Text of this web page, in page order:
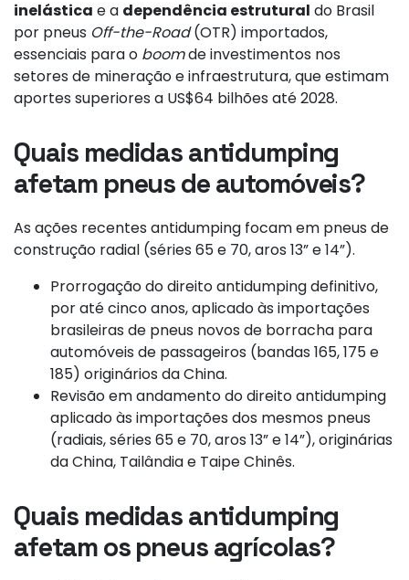
inelástica e a dependência estrutural do Brasil
por pneus Off-the-Road(OTR) importados,
essenciais para o boomde investimentos nos
setores de mineração e infraestrutura, que estimam
aportes superiores a US$64 bilhões até 2028.
Quais medidas antidumping
afetam pneus de automóveis?
As ações recentes antidumping focam em pneus de
construção radial (séries 65 e 70, aros 13” e 14”).
Prorrogação do direito antidumping definitivo,
por até cinco anos, aplicado às importações
brasileiras de pneus novos de borracha para
automóveis de passageiros (bandas 165, 175 e
185) originários da China.
Revisão em andamento do direito antidumping
aplicado às importações dos mesmos pneus
(radiais, séries 65 e 70, aros 13” e 14”), originárias
da China, Tailândia e Taipe Chinês.
Quais medidas antidumping
afetam os pneus agrícolas?